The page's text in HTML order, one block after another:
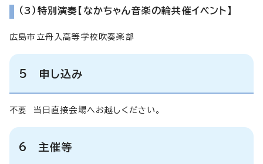
（3）特別演奏【なかちゃん音楽の輪共催イベント】
広島市立舟入高等学校吹奏楽部
5 申し込み
不要 当日直接会場へお越しください。
6 主催等